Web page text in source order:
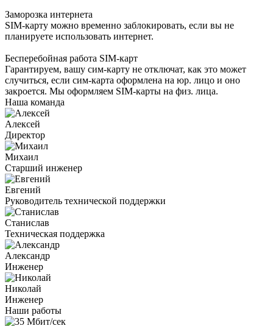
Заморозка интернета
SIM-карту можно временно заблокировать, если вы не
планируете использовать интернет.
Бесперебойная работа SIM-карт
Гарантируем, вашу сим-карту не отключат, как это может
случиться, если сим-карта оформлена на юр. лицо и оно
закроется. Мы оформляем SIM-карты на физ. лица.
Наша команда
Алексей
Директор
Михаил
Старший инженер
Евгений
Руководитель технической поддержки
Станислав
Техническая поддержка
Александр
Инженер
Николай
Инженер
Наши работы